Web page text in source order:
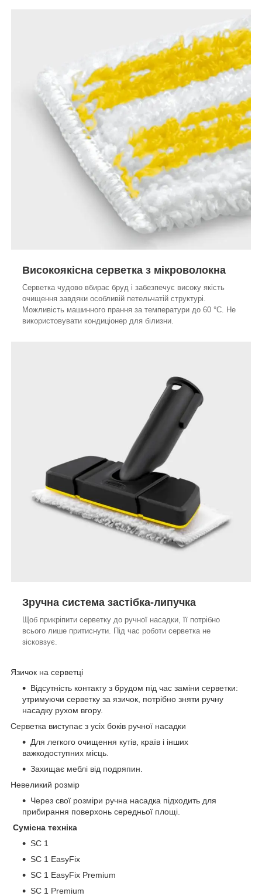
Високоякісна серветка з мікроволокна
Серветка чудово вбирає бруд і забезпечує високу якість
очищення завдяки особливій петельчатій структурі.
Можливість машинного прання за температури до 60 °C. Не
використовувати кондиціонер для білизни.
Зручна система застібка-липучка
Щоб прикріпити серветку до ручної насадки, її потрібно
всього лише притиснути. Під час роботи серветка не
зісковзує.
Язичок на серветці
Відсутність контакту з брудом під час заміни серветки:
утримуючи серветку за язичок, потрібно зняти ручну
насадку рухом вгору.
Серветка виступає з усіх боків ручної насадки
Для легкого очищення кутів, країв і інших
важкодоступних місць.
Захищає меблі від подряпин.
Невеликий розмір
Через свої розміри ручна насадка підходить для
прибирання поверхонь середньої площі.
Сумісна техніка
SC 1
SC 1 EasyFix
SC 1 EasyFix Premium
SC 1 Premium